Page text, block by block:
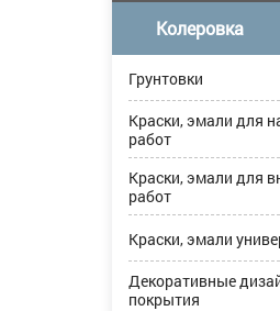
Колеровка
Грунтовки
Краски, эмали для
работ
Краски, эмали для
работ
Краски, эмали
Декоративные
покрытия